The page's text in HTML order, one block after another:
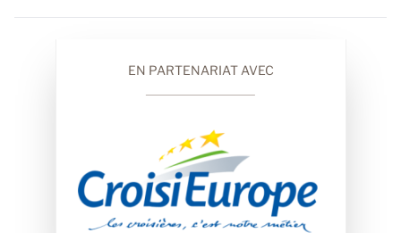
EN PARTENARIAT AVEC